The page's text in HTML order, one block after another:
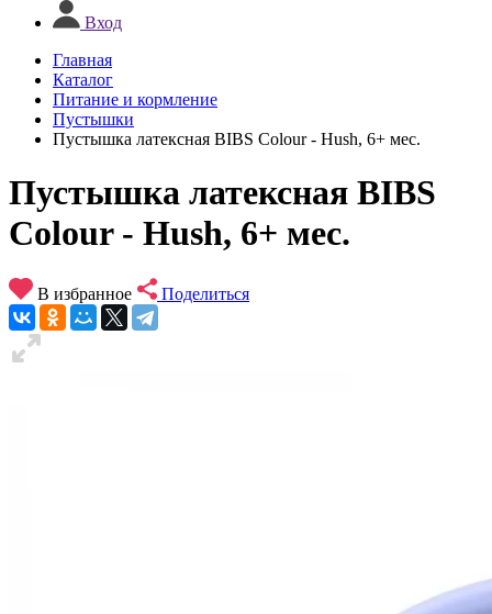
Вход
Главная
Каталог
Питание и кормление
Пустышки
Пустышка латексная BIBS Colour - Hush, 6+ мес.
Пустышка латексная BIBS
Colour - Hush, 6+ мес.
В избранное Поделиться